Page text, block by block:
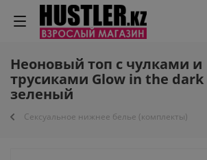
Неоновый топ с чулками и
трусиками Glow in the dark
зеленый
Сексуальное нижнее белье (комплекты)